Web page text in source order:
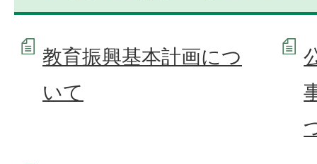
教育振興基本計画につ
いて